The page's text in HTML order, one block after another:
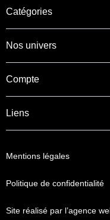
Catégories
Nos univers
Compte
Liens
Mentions légales
Politique de confidentialité
Site réalisé par l’agence